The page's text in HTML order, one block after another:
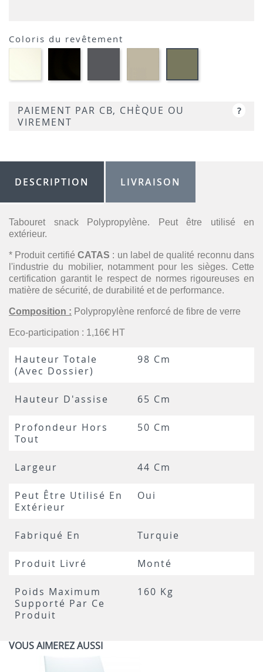
Coloris du revêtement
Blanc
Taupe
Vert
PAIEMENT PAR CB, CHÈQUE OU
VIREMENT
?
DESCRIPTION LIVRAISON
Tabouret snack Polypropylène. Peut être utilisé en
extérieur.
* Produit certifié CATAS : un label de qualité reconnu dans
l'industrie du mobilier, notamment pour les sièges. Cette
certification garantit le respect de normes rigoureuses en
matière de sécurité, de durabilité et de performance.
Composition : Polypropylène renforcé de fibre de verre
Eco-participation : 1,16€ HT
Hauteur Totale
(avec Dossier)
98 Cm
Hauteur D'assise 65 Cm
Profondeur Hors
Tout
50 Cm
Largeur 44 Cm
Peut Être Utilisé En
Extérieur
Oui
Fabriqué En Turquie
Produit Livré Monté
Poids Maximum
Supporté Par Ce
Produit
160 Kg
VOUS AIMEREZ AUSSI